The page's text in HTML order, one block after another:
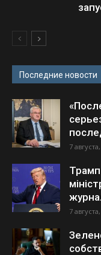
Последние новости
7
Трамп
7